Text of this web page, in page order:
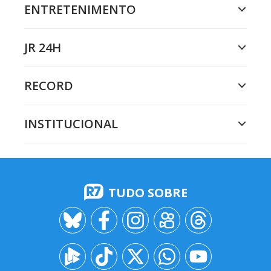
ENTRETENIMENTO
JR 24H
RECORD
INSTITUCIONAL
TUDO SOBRE